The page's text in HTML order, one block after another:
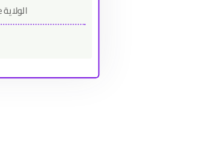
Choose الولاية